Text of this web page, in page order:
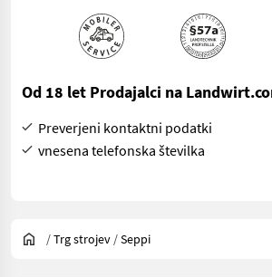
Od 18 let Prodajalci na
Preverjeni kontaktni podatki
vnesena telefonska številka
/Trg strojev /Seppi